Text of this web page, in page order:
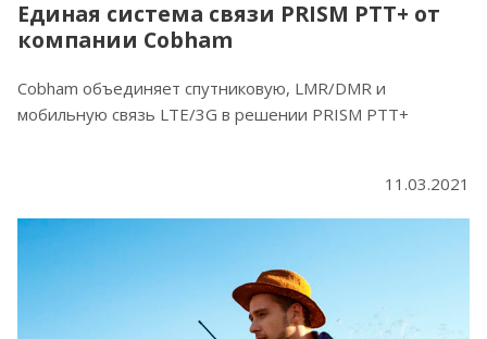
Единая система связи PRISM PTT+ от
компании Cobham
Cobham объединяет спутниковую, LMR/DMR и
мобильную связь LTE/3G в решении PRISM PTT+
11.03.2021